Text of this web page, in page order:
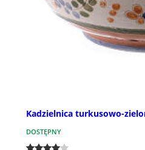
Kadzielnica turkusowo-
DOSTĘPNY